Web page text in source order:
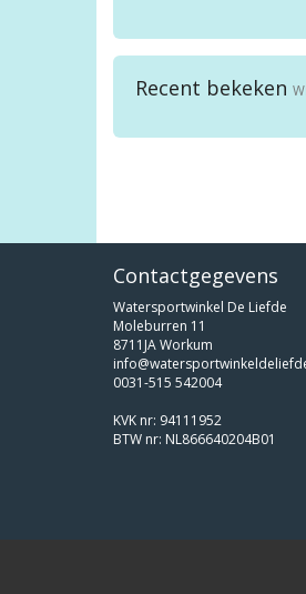
Recent bekeken
Contactgegevens
Watersportwinkel De Liefde
Moleburren 11
8711JA Workum
0031-515 542004
KVK nr: 94111952
BTW nr: NL866640204B01